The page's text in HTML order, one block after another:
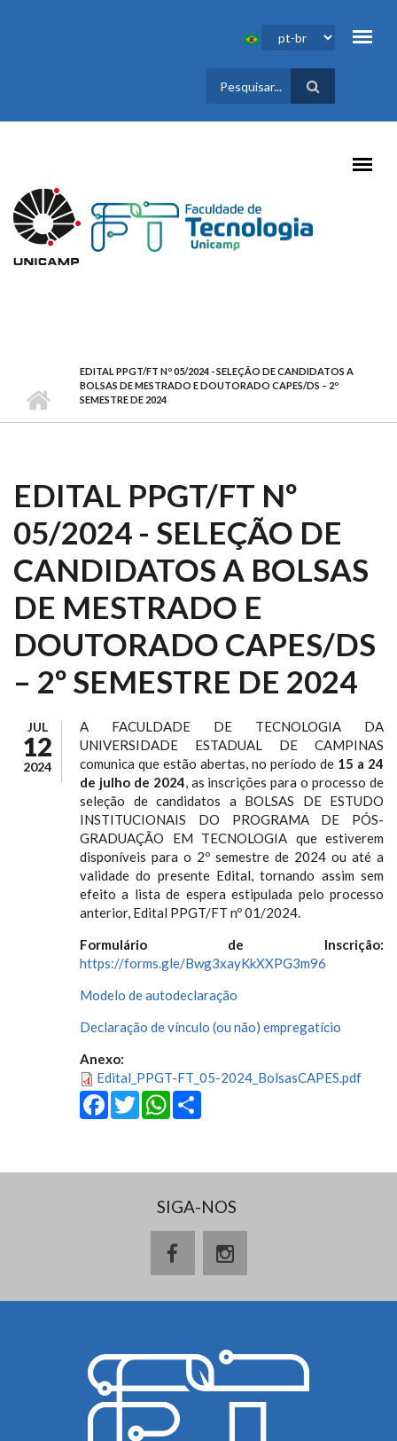
FORMULÁRIO
DE BUSCA
EDITAL PPGT/FT Nº 05/2024 - SELEÇÃO DE CANDIDATOS A
BOLSAS DE MESTRADO E DOUTORADO CAPES/DS – 2º
SEMESTRE DE 2024
EDITAL PPGT/FT Nº
05/2024 - SELEÇÃO DE
CANDIDATOS A BOLSAS
DE MESTRADO E
DOUTORADO CAPES/DS
– 2º SEMESTRE DE 2024
JUL
12
2024
A FACULDADE DE TECNOLOGIA DA
UNIVERSIDADE ESTADUAL DE CAMPINAS
comunica que estão abertas, no período de 15 a 24
de julho de 2024, as inscrições para o processo de
seleção de candidatos a BOLSAS DE ESTUDO
INSTITUCIONAIS DO PROGRAMA DE PÓS-
GRADUAÇÃO EM TECNOLOGIA que estiverem
disponíveis para o 2º semestre de 2024 ou até a
validade do presente Edital, tornando assim sem
efeito a lista de espera estipulada pelo processo
anterior, Edital PPGT/FT nº 01/2024.
Formulário de Inscrição:
https://forms.gle/Bwg3xayKkXXPG3m96
Modelo de autodeclaração
Declaração de vínculo (ou não) empregatício
Anexo:
Edital_PPGT-FT_05-2024_BolsasCAPES.pdf
Facebook
Twitter
WhatsApp
SIGA-NOS